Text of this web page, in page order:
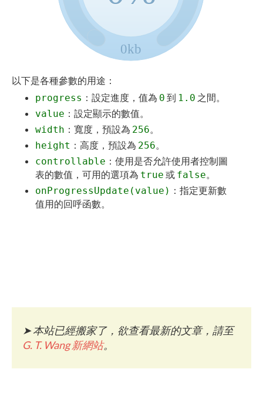
0kb
以下是各種參數的用途：
progress ：設定進度，值為 0 到 1.0 之間。
value ：設定顯示的數值。
width ：寬度，預設為 256。
height ：高度，預設為 256。
controllable ：使用是否允許使用者控制圖
表的數值，可用的選項為 true 或 false。
onProgressUpdate(value) ：指定更新數
值用的回呼函數。
➤本站已經搬家了，欲查看最新的文章，請至
G. T. Wang 新網站。